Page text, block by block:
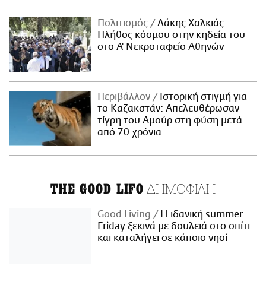
Πολιτισμός
Λάκης Χαλκιάς:
Πλήθος κόσμου στην κηδεία του
στο Α' Νεκροταφείο Αθηνών
Περιβάλλον
Ιστορική στιγμή για
το Καζακστάν: Απελευθέρωσαν
τίγρη του Αμούρ στη φύση μετά
από 70 χρόνια
THE GOOD LIFO ΔΗΜΟΦΙΛΗ
Good Living
Η ιδανική summer
Friday ξεκινά με δουλειά στο σπίτι
και καταλήγει σε κάποιο νησί